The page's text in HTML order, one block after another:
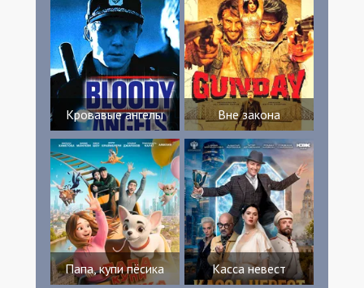
Кровавые ангелы Вне закона
Папа, купи пёсика Касса невест